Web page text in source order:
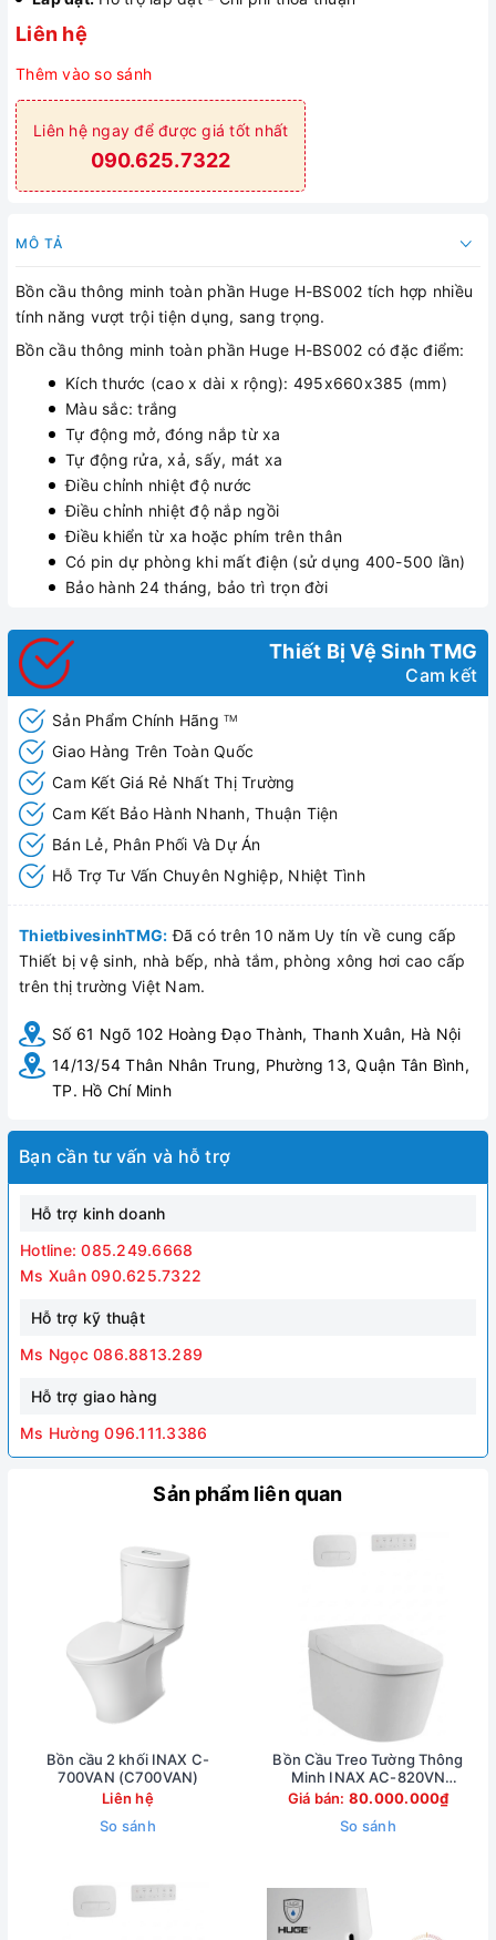
Liên hệ
Thêm vào so sánh
Liên hệ ngay để được giá tốt nhất
090.625.7322
MÔ TẢ
Bồn cầu thông minh toàn phần Huge H-BS002 tích hợp nhiều
tính năng vượt trội tiện dụng, sang trọng.
Bồn cầu thông minh toàn phần Huge H-BS002 có đặc điểm:
Kích thước (cao x dài x rộng): 495x660x385 (mm)
Màu sắc: trắng
Tự động mở, đóng nắp từ xa
Tự động rửa, xả, sấy, mát xa
Điều chỉnh nhiệt độ nước
Điều chỉnh nhiệt độ nắp ngồi
Điều khiển từ xa hoặc phím trên thân
Có pin dự phòng khi mất điện (sử dụng 400-500 lần)
Bảo hành 24 tháng, bảo trì trọn đời
Thiết Bị Vệ Sinh TMG
Cam kết
Sản Phẩm Chính Hãng TM
Giao Hàng Trên Toàn Quốc
Cam Kết Giá Rẻ Nhất Thị Trường
Cam Kết Bảo Hành Nhanh, Thuận Tiện
Bán Lẻ, Phân Phối Và Dự Án
Hỗ Trợ Tư Vấn Chuyên Nghiệp, Nhiệt Tình
ThietbivesinhTMG: Đã có trên 10 năm Uy tín về cung cấp
Thiết bị vệ sinh, nhà bếp, nhà tắm, phòng xông hơi cao cấp
trên thị trường Việt Nam.
Số 61 Ngõ 102 Hoàng Đạo Thành, Thanh Xuân, Hà Nội
14/13/54 Thân Nhân Trung, Phường 13, Quận Tân Bình,
TP. Hồ Chí Minh
Bạn cần tư vấn và hỗ trợ
Hỗ trợ kinh doanh
Hotline: 085.249.6668
Ms Xuân 090.625.7322
Hỗ trợ kỹ thuật
Ms Ngọc 086.8813.289
Hỗ trợ giao hàng
Ms Hường 096.111.3386
Sản phẩm liên quan
Bồn cầu 2 khối INAX C-
700VAN (C700VAN)
Liên hệ
So sánh
Bồn Cầu Treo Tường Thông
Minh INAX AC-820VN
(AC820VN)
Giá bán: 80.000.000₫
So sánh